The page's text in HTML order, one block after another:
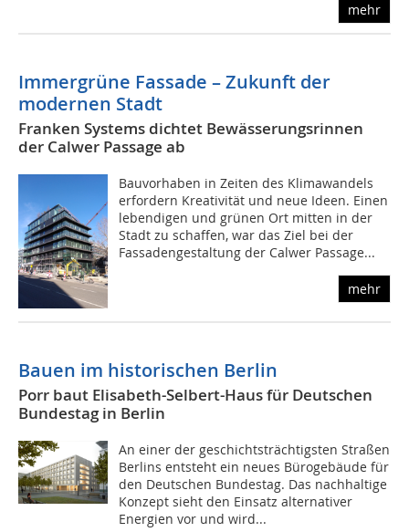
mehr
Immergrüne Fassade – Zukunft der
modernen Stadt
Franken Systems dichtet Bewässerungsrinnen
der Calwer Passage ab
Bauvorhaben in Zeiten des Klimawandels
erfordern Kreativität und neue Ideen. Einen
lebendigen und grünen Ort mitten in der
Stadt zu schaffen, war das Ziel bei der
Fassadengestaltung der Calwer Passage...
mehr
Bauen im historischen Berlin
Porr baut Elisabeth-Selbert-Haus für Deutschen
Bundestag in Berlin
An einer der geschichtsträchtigsten Straßen
Berlins entsteht ein neues Bürogebäude für
den Deutschen Bundestag. Das nachhaltige
Konzept sieht den Einsatz alternativer
Energien vor und wird...